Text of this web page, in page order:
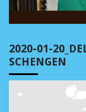
2020-01-
SCHENGEN